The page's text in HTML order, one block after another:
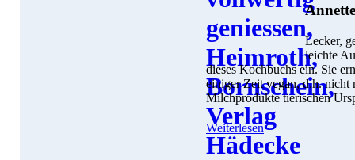
Lecker,
leichte
dieses Kochbuchs ein. Sie
einiger Zeit vegan, d.h. nicht
Milchprodukte tierischen
Weiterlesen